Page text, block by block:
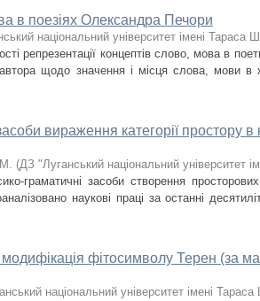
в поезіях Олександра Печори
національний університет імені Тараса
репрезентації концептів слово, мова в
автора щодо значення і місця слова, мови в
вираження категорії простору
М. (ДЗ "Луганський національний університет
граматичні засоби створення
наукові праці за останні
фітосимволу Терен (за
національний університет імені